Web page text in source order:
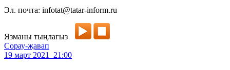
Эл. почта: infotat@tatar-inform.ru
Язманы тыңлагыз
Сорау-җавап
19 март 2021 21:00